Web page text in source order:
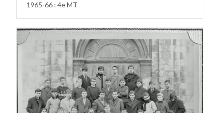
1965-66 : 4e MT